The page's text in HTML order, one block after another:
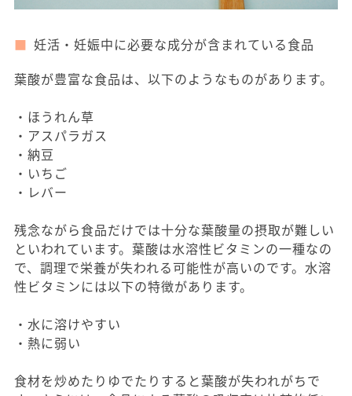
妊活・妊娠中に必要な成分が含まれている食品
葉酸が豊富な食品は、以下のようなものがあります。
・ほうれん草
・アスパラガス
・納豆
・いちご
・レバー
残念ながら食品だけでは十分な葉酸量の摂取が難しい
といわれています。葉酸は水溶性ビタミンの一種なの
で、調理で栄養が失われる可能性が高いのです。水溶
性ビタミンには以下の特徴があります。
・水に溶けやすい
・熱に弱い
食材を炒めたりゆでたりすると葉酸が失われがちで